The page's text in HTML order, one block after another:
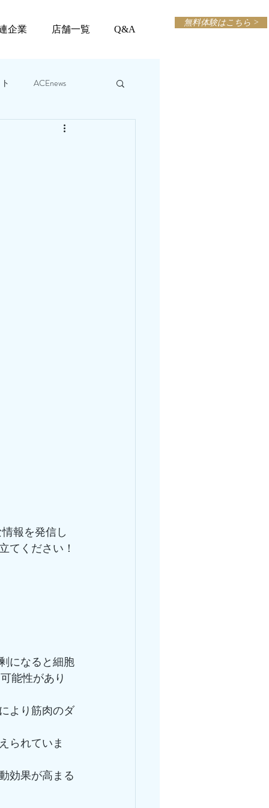
企業 店舗一覧 Q&A
無料体験はこちら >
ACEnews
報を発信し
てください！
になると細胞
能性があり
より筋肉のダ
られていま
効果が高まる